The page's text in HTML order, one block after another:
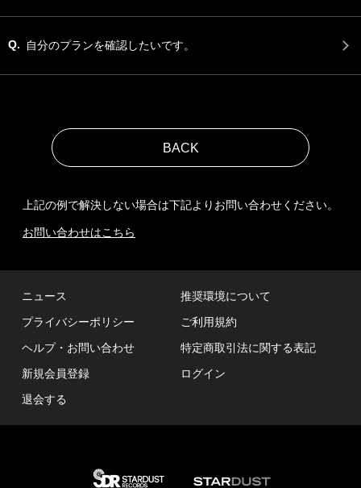
Q. 自分のプランを確認したいです。
上記の例で解決しない場合は下記よりお問い合わせください。
お問い合わせはこちら
ニュース
推奨環境について
プライバシーポリシー
ご利用規約
ヘルプ・お問い合わせ
特定商取引法に関する表記
新規会員登録
ログイン
退会する